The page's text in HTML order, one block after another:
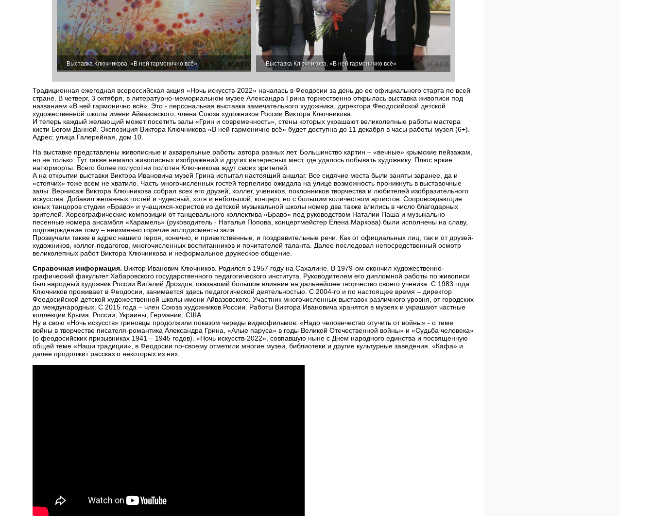
Выставка Ключникова. «В ней гармонично всё» Выставка Ключникова. «В ней гармонично всё»
Традиционная ежегодная всероссийская акция «Ночь искусств-2022» началась в Феодосии за день до ее официального старта по всей
стране. В четверг, 3 октября, в литературно-мемориальном музее Александра Грина торжественно открылась выставка живописи под
названием «В ней гармонично всё». Это - персональная выставка замечательного художника, директора Феодосийской детской
художественной школы имени Айвазовского, члена Союза художников России Виктора Ключникова.
И теперь каждый желающий может посетить залы «Грин и современность», стены которых украшают великолепные работы мастера
кисти Богом Данной. Экспозиция Виктора Ключникова «В ней гармонично всё» будет доступна до 11 декабря в часы работы музея (6+).
Адрес: улица Галерейная, дом 10.
На выставке представлены живописные и акварельные работы автора разных лет. Большинство картин – «вечные» крымские пейзажам,
но не только. Тут также немало живописных изображений и других интересных мест, где удалось побывать художнику. Плюс яркие
натюрморты. Всего более полусотни полотен Ключникова ждут своих зрителей.
А на открытии выставки Виктора Ивановича музей Грина испытал настоящий аншлаг. Все сидячие места были заняты заранее, да и
«стоячих» тоже всем не хватило. Часть многочисленных гостей терпеливо ожидала на улице возможность проникнуть в выставочные
залы. Вернисаж Виктора Ключникова собрал всех его друзей, коллег, учеников, поклонников творчества и любителей изобразительного
искусства. Добавил желанных гостей и чудесный, хотя и небольшой, концерт, но с большим количеством артистов. Сопровождающие
юных танцоров студии «Браво» и учащихся-хористов из детской музыкальной школы номер два также влились в число благодарных
зрителей. Хореографические композиции от танцевального коллектива «Браво» под руководством Наталии Паша и музыкально-
песенные номера ансамбля «Карамель» (руководитель - Наталья Попова, концертмейстер Елена Маркова) были исполнены на славу,
подтверждение тому – неизменно горячие аплодисменты зала.
Прозвучали также в адрес нашего героя, конечно, и приветственные, и поздравительные речи. Как от официальных лиц, так и от друзей-
художников, коллег-педагогов, многочисленных воспитанников и почитателей таланта. Далее последовал непосредственный осмотр
великолепных работ Виктора Ключникова и неформальное дружеское общение.
Справочная информация. Виктор Иванович Ключников. Родился в 1957 году на Сахалине. В 1979-ом окончил художественно-
графический факультет Хабаровского государственного педагогического института. Руководителем его дипломной работы по живописи
был народный художник России Виталий Дроздов, оказавший большое влияние на дальнейшее творчество своего ученика. С 1983 года
Ключников проживает в Феодосии, занимается здесь педагогической деятельностью. С 2004-го и по настоящее время – директор
Феодосийской детской художественной школы имени Айвазовского. Участник многочисленных выставок различного уровня, от городских
до международных. С 2015 года – член Союза художников России. Работы Виктора Ивановича хранятся в музеях и украшают частные
коллекции Крыма, России, Украины, Германии, США.
Ну а свою «Ночь искусств» гриновцы продолжили показом череды видеофильмов: «Надо человечество отучить от войны» - о теме
войны в творчестве писателя-романтика Александра Грина, «Алые паруса» в годы Великой Отечественной войны» и «Судьба человека»
(о феодосийских призывниках 1941 – 1945 годов). «Ночь искусств-2022», совпавшую ныне с Днем народного единства и посвященную
общей теме «Наши традиции», в Феодосии по-своему отметили многие музеи, библиотеки и другие культурные заведения. «Кафа» и
далее продолжит рассказ о некоторых из них.